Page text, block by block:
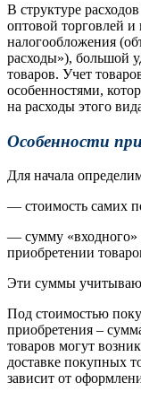
В структуре
оптовой торговлей
налогообложения
расходы»), большой
товаров. Учет
особенностями,
на расходы этого
Особенности
Для начала
— стоимость самих
— сумму
приобретении
Эти суммы
Под стоимостью
приобретения –
товаров могут
доставке покупных
зависит от